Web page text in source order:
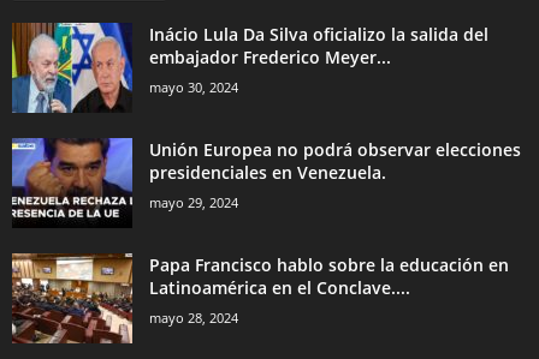
Inácio Lula Da Silva oficializo la salida del
embajador Frederico Meyer...
mayo 30, 2024
Unión Europea no podrá observar elecciones
presidenciales en Venezuela.
mayo 29, 2024
Papa Francisco hablo sobre la educación en
Latinoamérica en el Conclave....
mayo 28, 2024